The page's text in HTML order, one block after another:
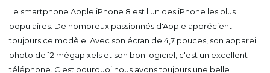
Le smartphone Apple iPhone 8 est l'un des iPhone les plus
populaires. De nombreux passionnés d'Apple apprécient
toujours ce modèle. Avec son écran de 4,7 pouces, son appareil
photo de 12 mégapixels et son bon logiciel, c'est un excellent
téléphone. C'est pourquoi nous avons toujours une belle